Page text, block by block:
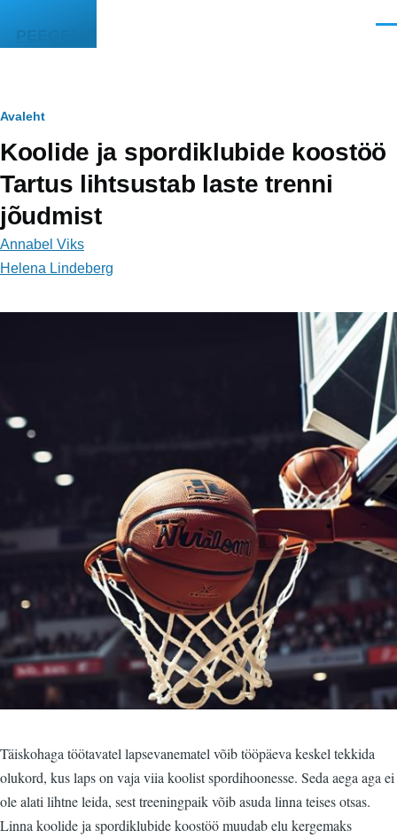
PEEGEL
Leivapuru
Avaleht
Koolide ja spordiklubide koostöö
Tartus lihtsustab laste trenni
jõudmist
Annabel Viks
Helena Lindeberg
Täiskohaga töötavatel lapsevanematel võib tööpäeva keskel tekkida
olukord, kus laps on vaja viia koolist spordihoonesse. Seda aega aga ei
ole alati lihtne leida, sest treeningpaik võib asuda linna teises otsas.
Linna koolide ja spordiklubide koostöö muudab elu kergemaks